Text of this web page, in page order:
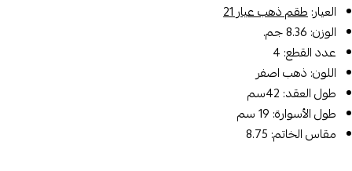
العيار:طقم ذهب عيار 21
الوزن: 8.36 جم.
عدد القطع: 4
اللون: ذهب اصفر
طول العقد: 42سم
طول الأسوارة: 19 سم
مقاس الخاتم: 8.75